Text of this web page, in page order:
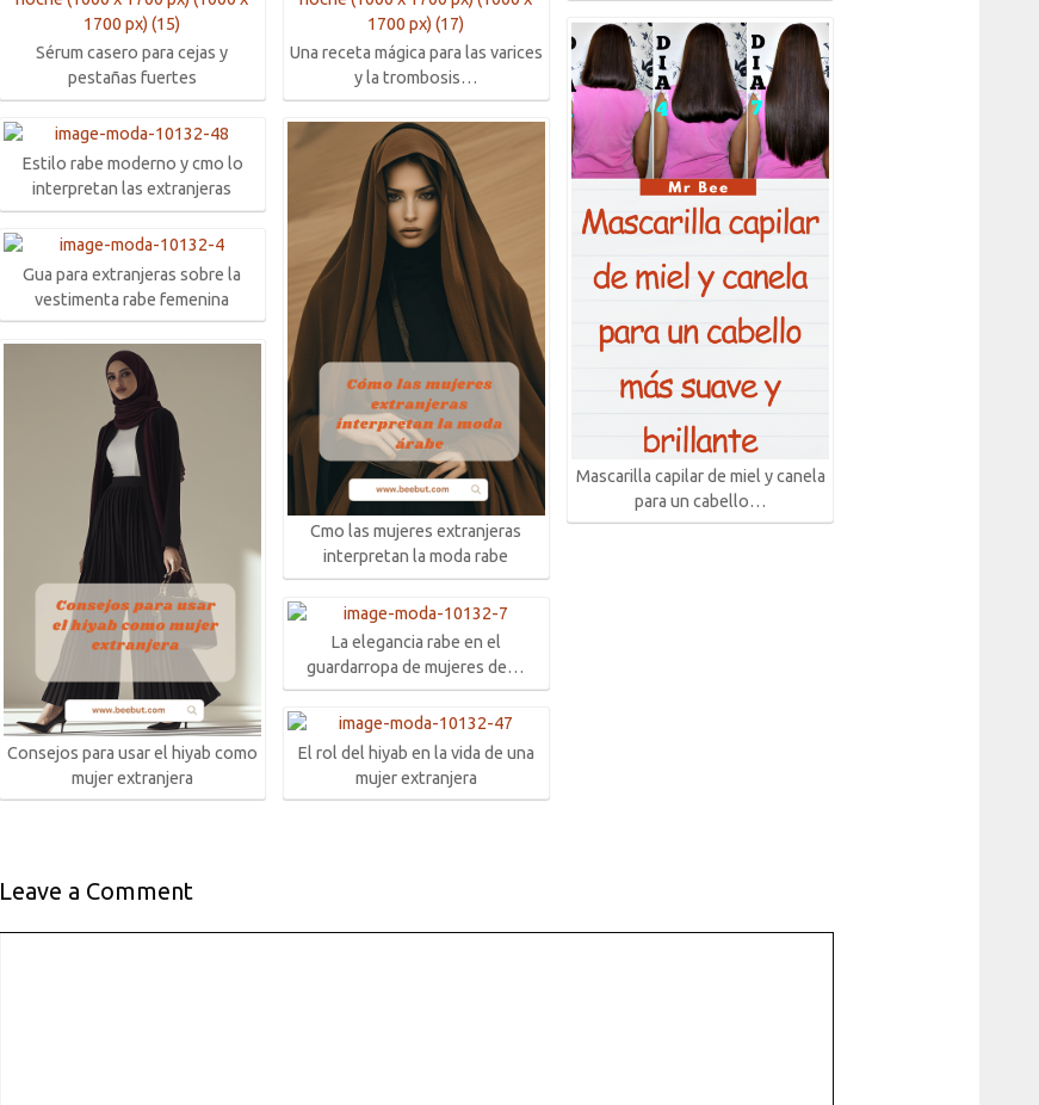
Sérum casero para cejas y
pestañas fuertes
Estilo rabe moderno y cmo lo
interpretan las extranjeras
Gua para extranjeras sobre la
vestimenta rabe femenina
Consejos para usar el hiyab como
mujer extranjera
Una receta mágica para las varices
y la trombosis…
Cmo las mujeres extranjeras
interpretan la moda rabe
La elegancia rabe en el
guardarropa de mujeres de…
El rol del hiyab en la vida de una
mujer extranjera
Mascarilla capilar de miel y canela
para un cabello…
Leave a Comment